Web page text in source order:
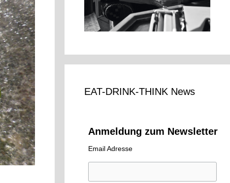
EAT-DRINK-THINK News
Anmeldung zum Newsletter
Email Adresse